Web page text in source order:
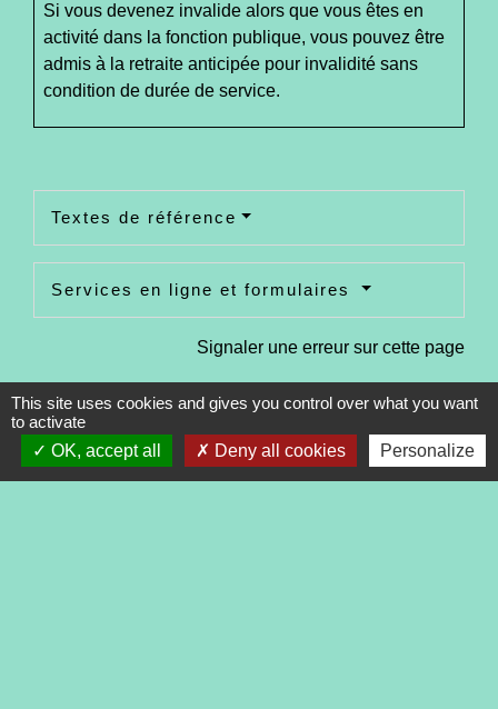
Si vous devenez invalide alors que vous êtes en
activité dans la fonction publique, vous pouvez être
admis à la retraite anticipée pour invalidité sans
condition de durée de service.
Textes de référence
Services en ligne et formulaires
Signaler une erreur sur cette page
This site uses cookies and gives you control over what you want
to activate
OK, accept all
Deny all cookies Personalize